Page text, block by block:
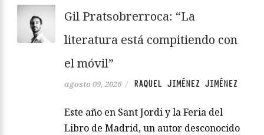
Gil Pratsobrerroca: “La
literatura está compitiendo con
el móvil”
agosto 09, 2026 / RAQUEL JIMÉNEZ JIMÉNEZ
Este año en Sant Jordi y la Feria del
Libro de Madrid, un autor desconocido